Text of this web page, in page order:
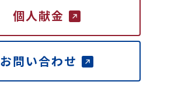
個人献金
お問い合わせ